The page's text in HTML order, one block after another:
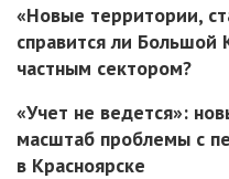
«Новые территории,
справится ли
частным сектором?
«Учет не ведется»:
масштаб проблемы с
в Красноярске